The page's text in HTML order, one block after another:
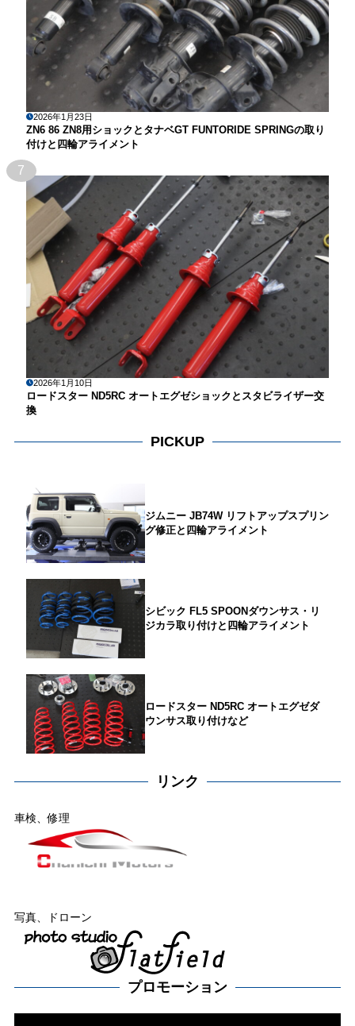
2026年1月23日
ZN6 86 ZN8用ショックとタナベGT FUNTORIDE SPRINGの取り
付けと四輪アライメント
7
2026年1月10日
ロードスター ND5RC オートエグゼショックとスタビライザー交
換
PICKUP
ジムニー JB74W リフトアップスプリン
グ修正と四輪アライメント
シビック FL5 SPOONダウンサス・リ
ジカラ取り付けと四輪アライメント
ロードスター ND5RC オートエグゼダ
ウンサス取り付けなど
リンク
車検、修理
写真、ドローン
プロモーション